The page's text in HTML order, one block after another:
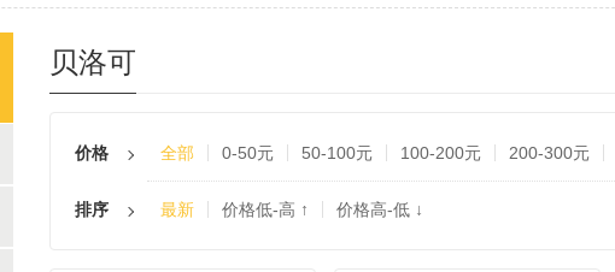
贝洛可
价格 全部 0-50元 50-100元 100-200元 200-300元
排序 最新 价格低-高 ↑ 价格高-低 ↓